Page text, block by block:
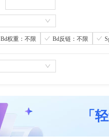
Bd权重：不限 Bd反链：不限
「